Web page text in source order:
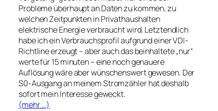
Probleme überhaupt an Daten zu kommen, zu
welchen Zeitpunkten in Privathaushalten
elektrische Energie verbraucht wird. Letztendlich
habe ich ein Verbrauchsprofil aufgrund einer VDI-
Richtline erzeugt – aber auch das beinhaltete „nur“
werte für 15 minuten – eine noch genauere
Auflösung wäre aber wünschenswert gewesen. Der
S0-Ausgang an meinem Stromzähler hat deshalb
sofort mein Interesse geweckt.
(mehr …)